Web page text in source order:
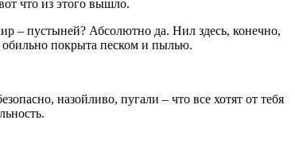
что из этого вышло.
– пустыней? Абсолютно да. Нил здесь, конечно,
обильно покрыта песком и пылью.
назойливо, пугали – что все хотят от тебя